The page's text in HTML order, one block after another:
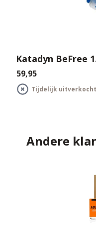
Katadyn BeFree
€59,95
Tijdelijk uitverkocht
Andere